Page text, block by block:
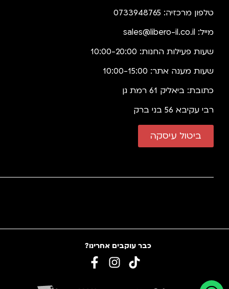
טלפון מרכזיה: 0733948765
מייל: sales@libero-il.co.il
שעות פעילות החנות: 10:00-20:00
שעות מענה אתר: 10:00-15:00
כתובת: ביאליק 61 רמת גן
רבי עקיבא 56 בני ברק
ביטול עיסקה
כבר עוקבים אחרינו?